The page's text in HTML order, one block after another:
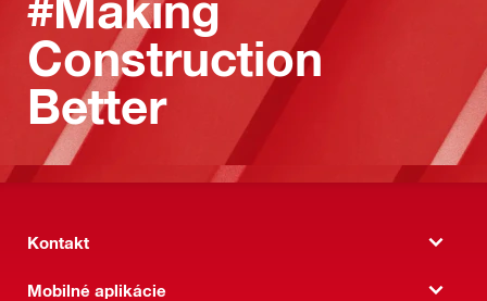
Construction
Better
Kontakt
Mobilné aplikácie